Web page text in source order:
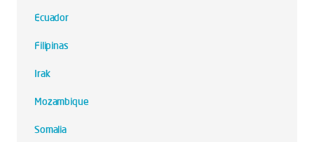
Ecuador
Filipinas
Irak
Mozambique
Somalia